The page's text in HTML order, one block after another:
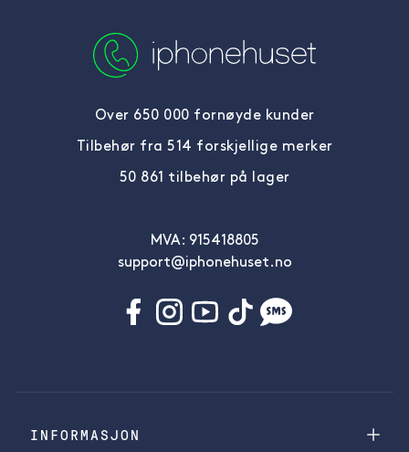
Over 650 000 fornøyde kunder
Tilbehør fra 514 forskjellige merker
50 861 tilbehør på lager
MVA: 915418805
support@iphonehuset.no
INFORMASJON